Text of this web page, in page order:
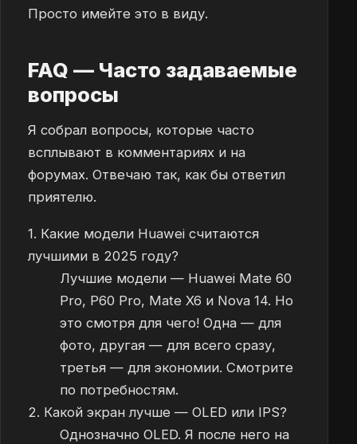
Просто имейте это в виду.
FAQ — Часто задаваемые
вопросы
Я собрал вопросы, которые часто
всплывают в комментариях и на
форумах. Отвечаю так, как бы ответил
приятелю.
1. Какие модели Huawei считаются
лучшими в 2025 году?
Лучшие модели — Huawei Mate 60
Pro, P60 Pro, Mate X6 и Nova 14. Но
это смотря для чего! Одна — для
фото, другая — для всего сразу,
третья — для экономии. Смотрите
по потребностям.
2. Какой экран лучше — OLED или IPS?
Однозначно OLED. Я после него на